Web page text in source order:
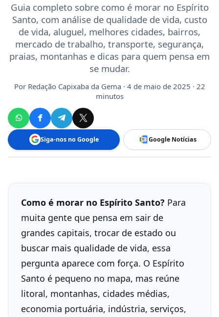
Guia completo sobre como é morar no Espírito
Santo, com análise de qualidade de vida, custo
de vida, aluguel, melhores cidades, bairros,
mercado de trabalho, transporte, segurança,
praias, montanhas e dicas para quem pensa em
se mudar.
Por Redação Capixaba da Gema· 4 de maio de 2025 · 22
minutos
Siga-nos no Google Google Notícias
Como é morar no Espírito Santo? Para
muita gente que pensa em sair de
grandes capitais, trocar de estado ou
buscar mais qualidade de vida, essa
pergunta aparece com força. O Espírito
Santo é pequeno no mapa, mas reúne
litoral, montanhas, cidades médias,
economia portuária, indústria, serviços,